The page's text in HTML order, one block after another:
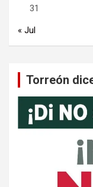
31
« Jul
Torreón